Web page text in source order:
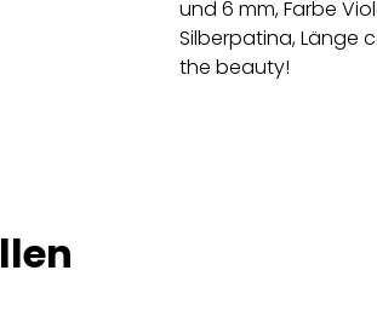
und 6 mm, Farbe
Silberpatina, Länge
the beauty!